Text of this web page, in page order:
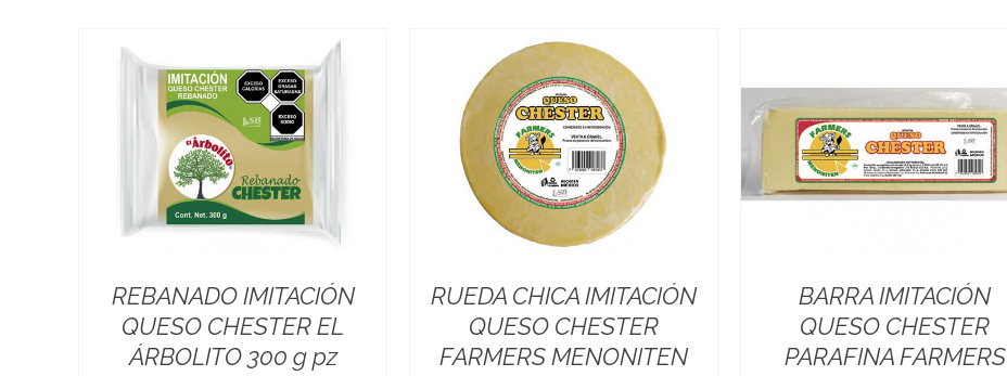
REBANADO IMITACIÓN
QUESO CHESTER EL
ÁRBOLITO 300 g pz
RUEDA CHICA IMITACIÓN
QUESO CHESTER
FARMERS MENONITEN
BARRA IMITACIÓN
QUESO CHESTER
PARAFINA FARMERS